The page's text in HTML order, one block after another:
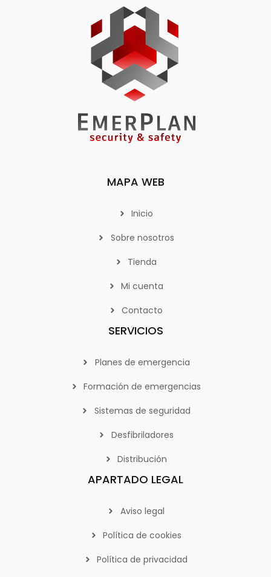
MAPA WEB
Inicio
Sobre nosotros
Tienda
Mi cuenta
Contacto
SERVICIOS
Planes de emergencia
Formación de emergencias
Sistemas de seguridad
Desfibriladores
Distribución
APARTADO LEGAL
Aviso legal
Política de cookies
Política de privacidad